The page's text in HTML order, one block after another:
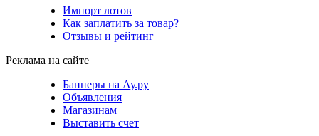
Импорт лотов
Как заплатить за товар?
Отзывы и рейтинг
Реклама на сайте
Баннеры на Ау.ру
Объявления
Магазинам
Выставить счет